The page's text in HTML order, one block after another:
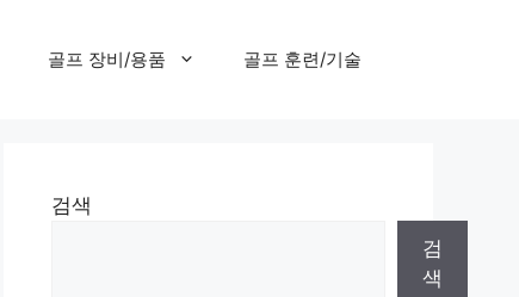
골프 장비/용품 골프 훈련/기술
검색
검
색